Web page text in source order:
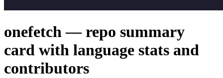
onefetch — repo summary
card with language stats and
contributors